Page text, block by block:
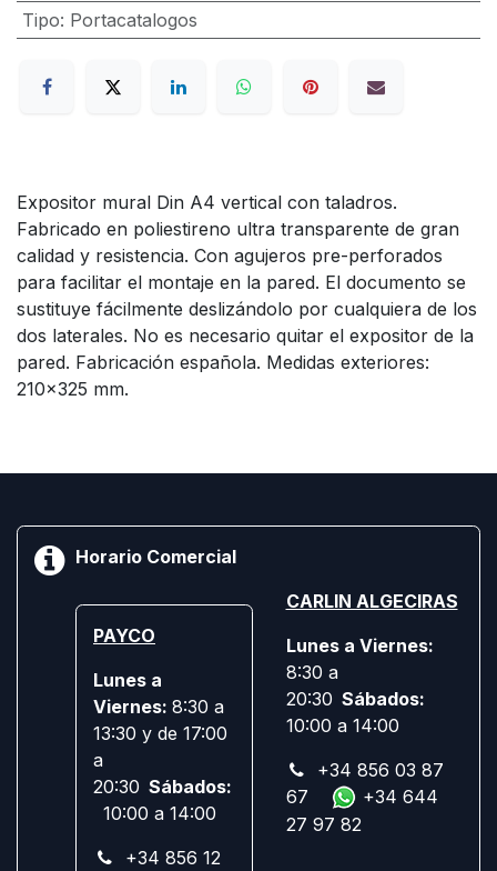
Tipo: Portacatalogos
Expositor mural Din A4 vertical con taladros.
Fabricado en poliestireno ultra transparente de gran
calidad y resistencia. Con agujeros pre-perforados
para facilitar el montaje en la pared. El documento se
sustituye fácilmente deslizándolo por cualquiera de los
dos laterales. No es necesario quitar el expositor de la
pared. Fabricación española. Medidas exteriores:
210x325 mm.
Horario Comercial
PAYCO
Lunes a
Viernes: 8:30 a
13:30 y de 17:00
a
20:30 Sábados:
10:00 a 14:00
+34 856 12
CARLIN ALGECIRAS
Lunes a Viernes:
8:30 a
20:30 Sábados:
10:00 a 14:00
+34 856 03 87
67
+34 644
27 97 82